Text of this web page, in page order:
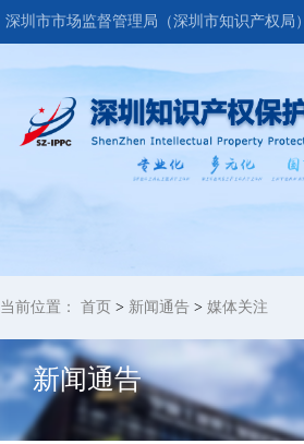
深圳市市场监督管理局（深圳市知识产权局）
当前位置： 首页 > 新闻通告 > 媒体关注
新闻通告